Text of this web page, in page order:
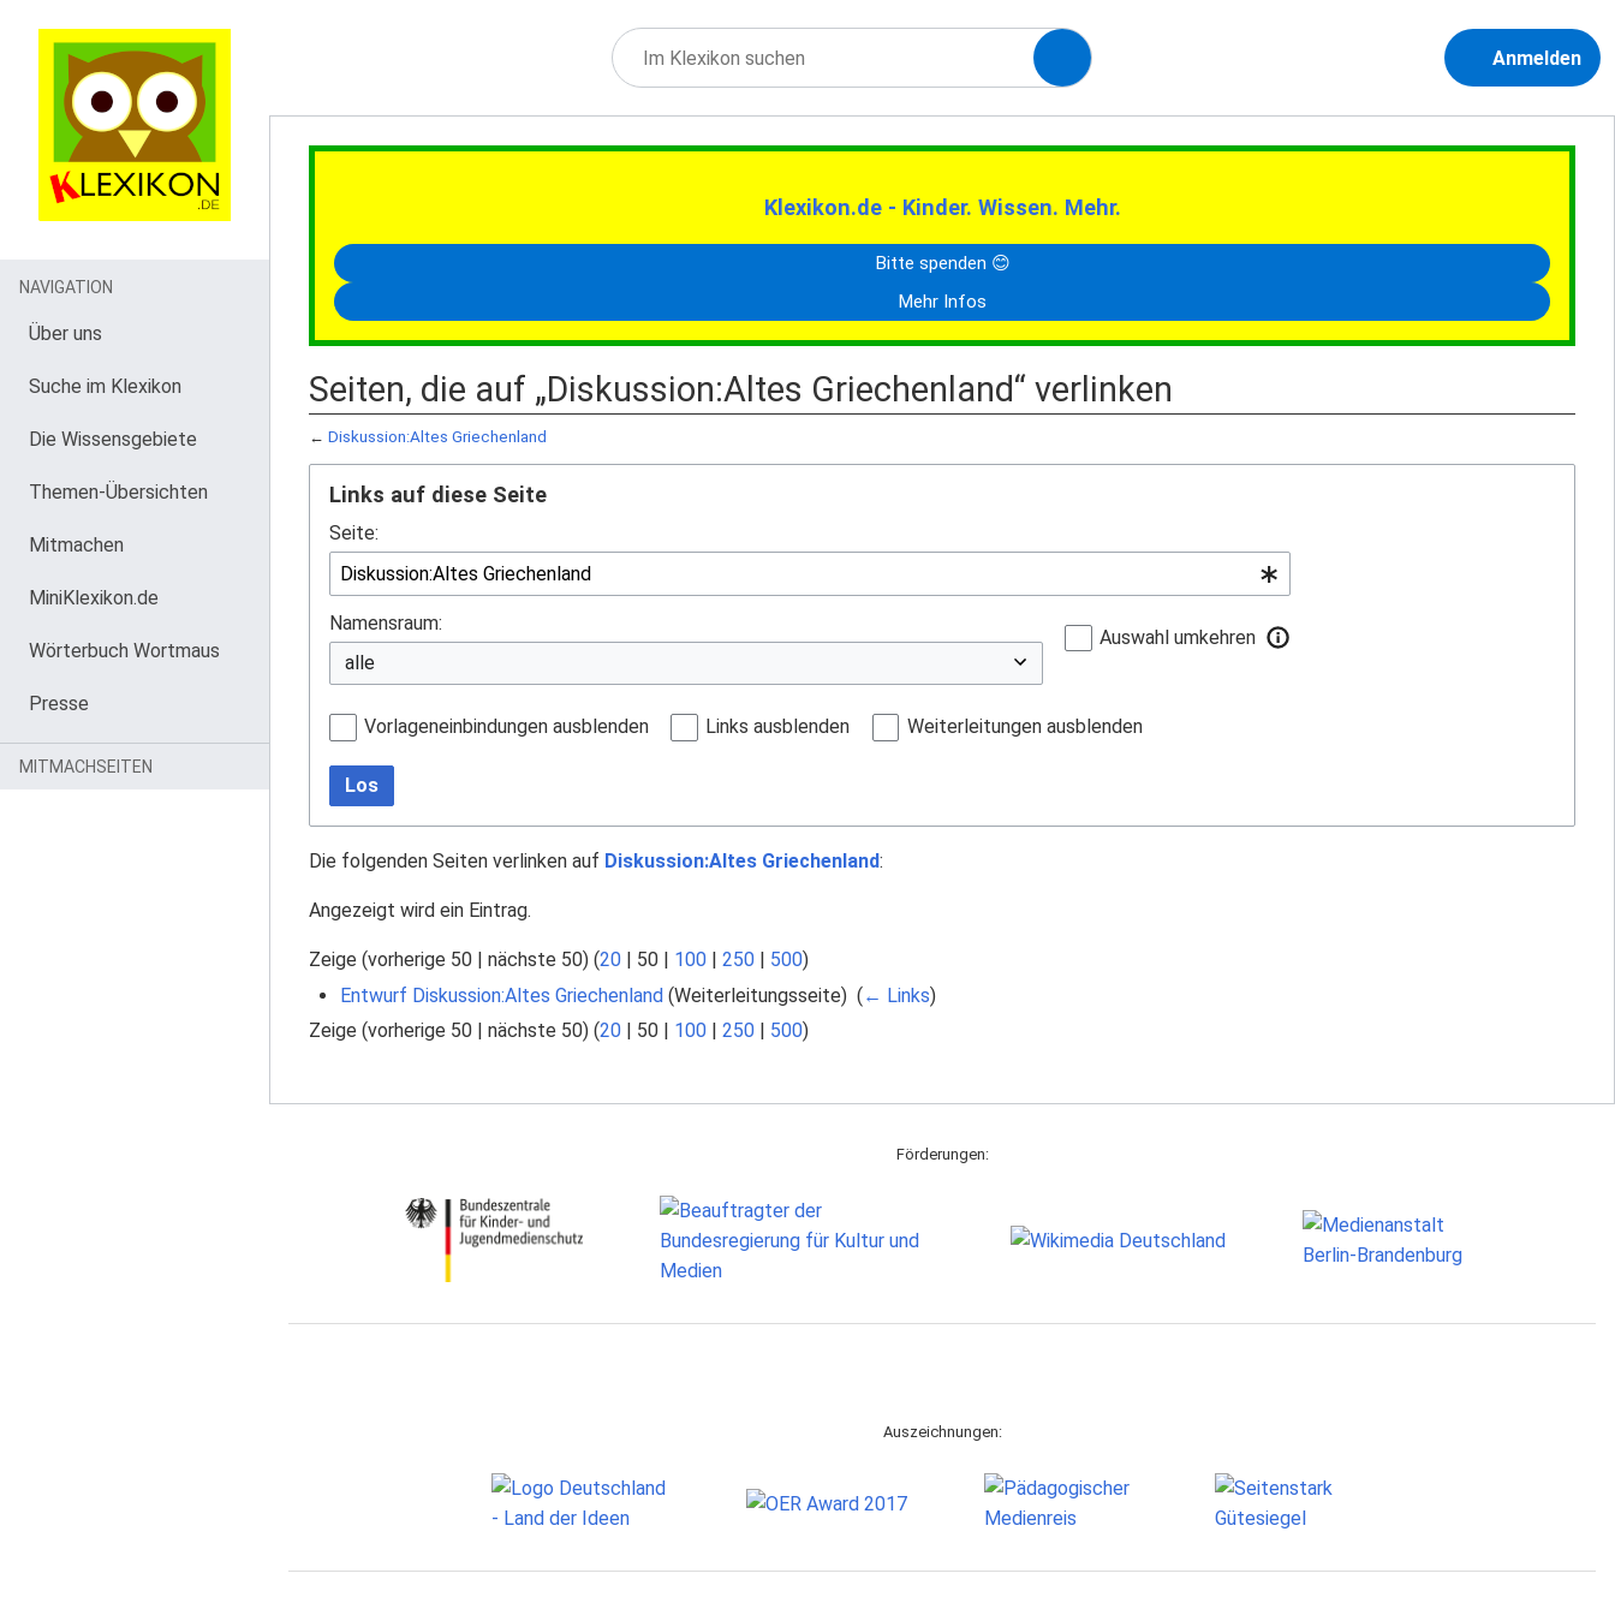
Anmelden
Klexikon.de - Kinder. Wissen. Mehr.
Bitte spenden 😊
Mehr Infos
Seiten, die auf „Diskussion:Altes Griechenland“ verlinken
← Diskussion:Altes Griechenland
Links auf diese Seite
Seite:
Namensraum:
Auswahl umkehren
Vorlageneinbindungen ausblenden Links ausblenden Weiterleitungen ausblenden
Los
Die folgenden Seiten verlinken auf Diskussion:Altes Griechenland:
Angezeigt wird ein Eintrag.
Zeige (vorherige 50 | nächste 50) (20 | 50 | 100 | 250 | 500)
Entwurf Diskussion:Altes Griechenland(Weiterleitungsseite) ‎ (← Links)
Zeige (vorherige 50 | nächste 50) (20 | 50 | 100 | 250 | 500)
NAVIGATION
Über uns
Suche im Klexikon
Die Wissensgebiete
Themen-Übersichten
Mitmachen
MiniKlexikon.de
Wörterbuch Wortmaus
Presse
MITMACHSEITEN
Förderungen:
Auszeichnungen: